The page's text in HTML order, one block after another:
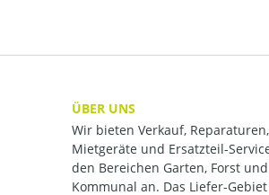
ÜBER UNS
Wir bieten Verkauf, Reparaturen,
Mietgeräte und Ersatzteil-
den Bereichen Garten, Forst und
Kommunal an. Das Liefer-